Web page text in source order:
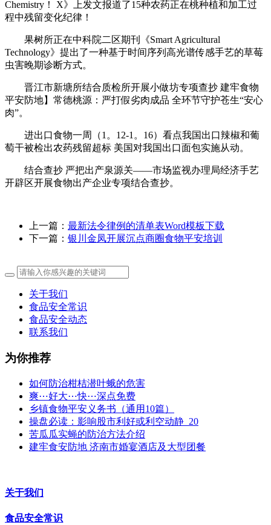
Chemistry！ X》上发文报道了15种农药正在桃种植和加工过
程中残留变化纪律！
果树所正在中科院二区期刊《Smart Agricultural
Technology》提出了一种基于时间序列高光谱传感手艺的草莓
虫害晚期诊断方式。
晋江市新塘所结合质检所开展小做坊专项查抄 建牢食物
平安防地】常德桃源：严打假劣肉成品 全环节守护苍生“安心
肉”。
进出口食物一周（1。12-1。16）看点我国出口辣椒和葡
萄干被检出农药残留超标 美国对我国出口面包实施从动。
结合查抄 严把出产泉源关——市场监视办理局经济手艺
开辟区开展食物出产企业专项结合查抄。
上一篇： 最新法令律例的清单表Word模板下载
下一篇： 银川金凤开展沉点商圈食物平安培训
关于我们
食品安全常识
食品安全动态
联系我们
为你推荐
如何防治柑桔潜叶蛾的危害
爽⋯好大⋯快⋯深点免费
乡镇食物平安义务书（通用10篇）
操盘必读：影响股市利好或利空动静_20
苦瓜瓜实蝇的防治方法介绍
建牢食安防地 济南市婚宴酒店及大型团餐
关于我们
食品安全常识